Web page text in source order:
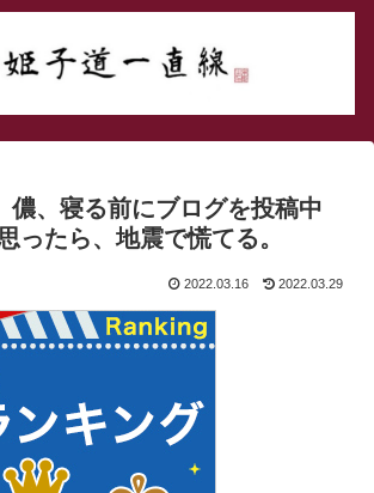
儂、寝る前にブログを投稿中
ったら、地震で慌てる。
2022.03.16 2022.03.29